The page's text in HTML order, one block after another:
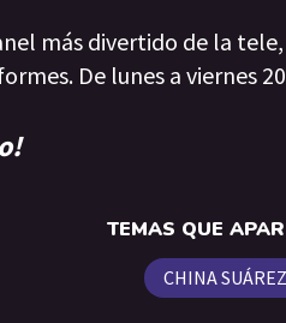
más divertido de la
De lunes a viernes
TEMAS QUE
CHINA SUÁREZ